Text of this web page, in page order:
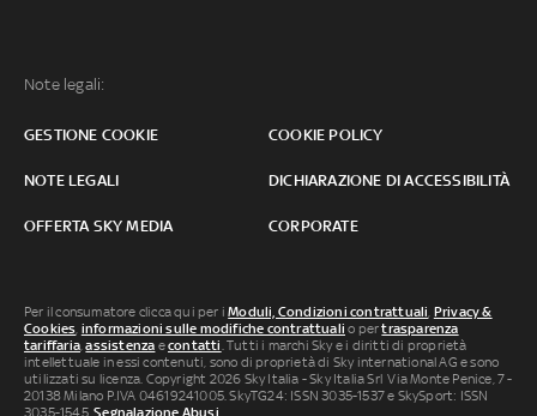
Note legali:
GESTIONE COOKIE COOKIE POLICY
NOTE LEGALI DICHIARAZIONE DI ACCESSIBILITÀ
OFFERTA SKY MEDIA CORPORATE
Per il consumatore clicca qui per iModuli, Condizioni contrattuali, Privacy &
Cookies, informazioni sulle modifiche contrattuali o pertrasparenza
tariffaria,assistenza econtatti. Tutti i marchi Sky e i diritti di proprietà
intellettuale in essi contenuti, sono di proprietà di Sky international AG e sono
utilizzati su licenza. Copyright 2026 Sky Italia - Sky Italia Srl Via Monte Penice, 7 -
20138 Milano P.IVA 04619241005. SkyTG24: ISSN 3035-1537 e SkySport: ISSN
3035-1545.Segnalazione Abusi